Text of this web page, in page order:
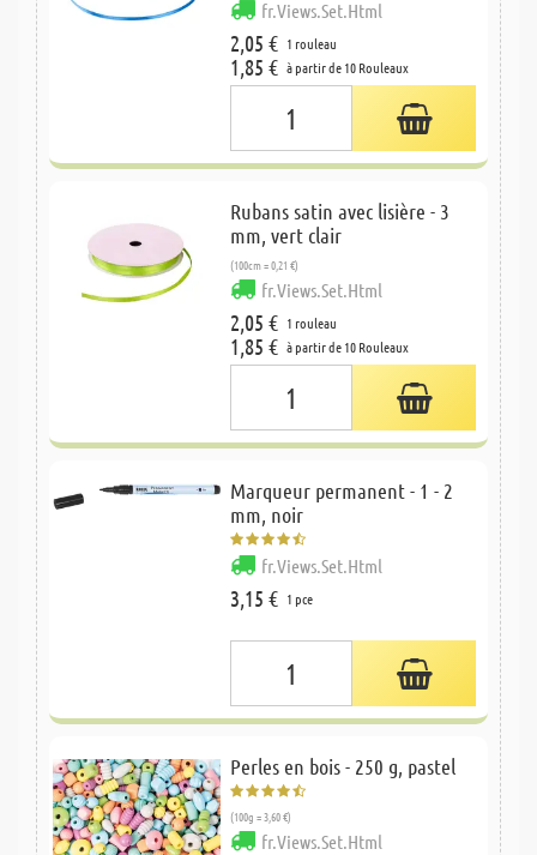
fr.Views.Set.Html
2,05 € 1 rouleau
1,85 € à partir de 10 Rouleaux
Rubans satin avec lisière - 3
mm, vert clair
(100cm = 0,21 €)
fr.Views.Set.Html
2,05 € 1 rouleau
1,85 € à partir de 10 Rouleaux
Marqueur permanent - 1 - 2
mm, noir
fr.Views.Set.Html
3,15 € 1 pce
Perles en bois - 250 g, pastel
(100g = 3,60 €)
fr.Views.Set.Html